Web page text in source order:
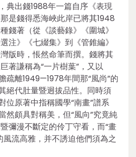
典出錢1988年一篇自序《表現
是錢得悉海峽此岸已將其1948
錢著（從《談藝錄》《圍城》
注》《七綴集》到《管錐編》
版時，悵然命筆而撰。錢將其
著謙稱為“一片樹葉”，又以
疏離1949—1978年間那“風尚”的
絕代肚量暨迥拔品性。同時須
位原著中指稱國學“南畫”譜系
然頗具對稱美，但“風向”究竟純
彌漫不斷定的伶丁守看，而“畫
風流高雅，并不誘迫他們須為之